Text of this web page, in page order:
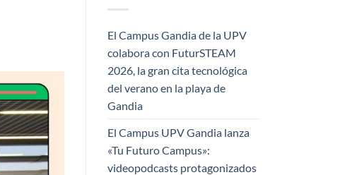
El Campus Gandia de la UPV
colabora con FuturSTEAM
2026, la gran cita tecnológica
del verano en la playa de
Gandia
El Campus UPV Gandia lanza
«Tu Futuro Campus»:
videopodcasts protagonizados